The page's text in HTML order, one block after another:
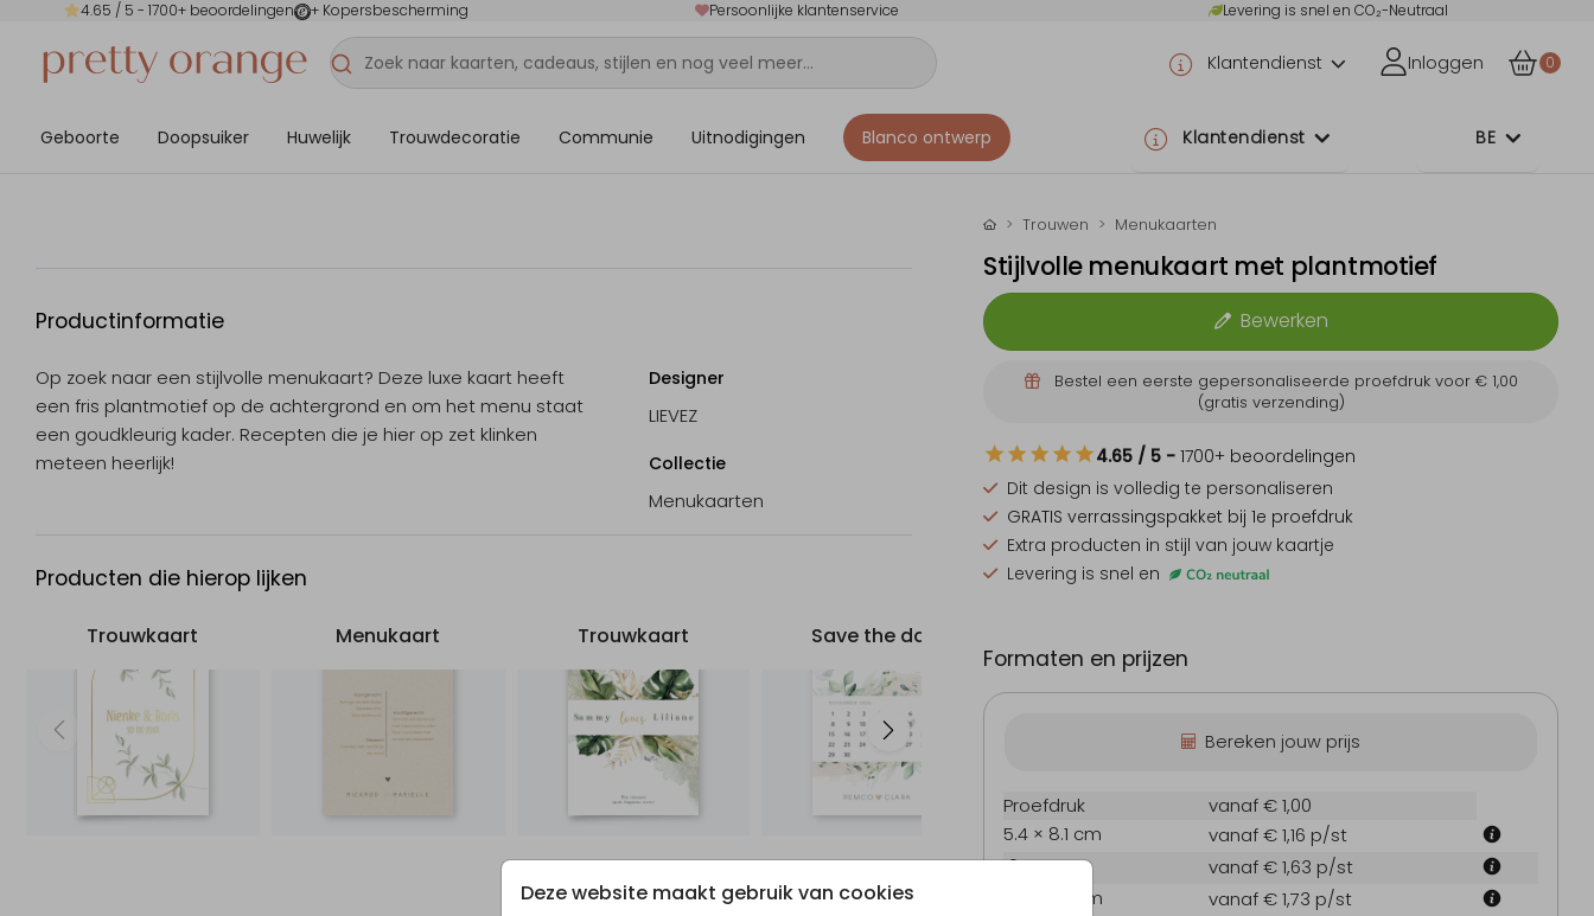
4.65 / 5 - 1700+ beoordelingen + Kopersbescherming Persoonlijke klantenservice Levering is snel en CO₂-Neutraal
Klantendienst Inloggen 0
Geboorte Doopsuiker Huwelijk Trouwdecoratie Communie Uitnodigingen Blanco ontwerp Klantendienst BE
Deze website maakt gebruik van cookies
Productinformatie
Op zoek naar een stijlvolle menukaart? Deze luxe kaart heeft
een fris plantmotief op de achtergrond en om het menu staat
een goudkleurig kader. Recepten die je hier op zet klinken
meteen heerlijk!
Designer
LIEVEZ
Collectie
Menukaarten
Producten die hierop lijken
Trouwkaart Menukaart Trouwkaart Save the date
Trouwen Menukaarten
Stijlvolle menukaart met plantmotief
Bewerken
Bestel een eerste gepersonaliseerde proefdruk voor € 1,00
(gratis verzending)
4.65 / 5 - 1700+ beoordelingen
Dit design is volledig te personaliseren
GRATIS verrassingspakket bij 1e proefdruk
Extra producten in stijl van jouw kaartje
Levering is snel en
Formaten en prijzen
Bereken jouw prijs
Proefdruk
vanaf € 1,00
5.4 × 8.1 cm
vanaf € 1,16 p/st
10 × 15 cm
vanaf € 1,63 p/st
11.4 × 17.1 cm
vanaf € 1,73 p/st